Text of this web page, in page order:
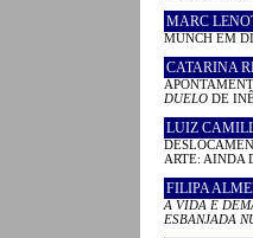
MARC
MUNCH EM
CATARINA
DUELO DE
LUIZ
ARTE: AINDA
FILIPA
A VIDA É
ESBANJADA